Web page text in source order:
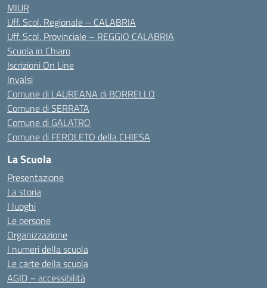
MIUR
Uff. Scol. Regionale – CALABRIA
Uff. Scol. Provinciale – REGGIO CALABRIA
Scuola in Chiaro
Iscrizioni On Line
Invalsi
Comune di LAUREANA di BORRELLO
Comune di SERRATA
Comune di GALATRO
Comune di FEROLETO della CHIESA
La Scuola
Presentazione
La storia
I luoghi
Le persone
Organizzazione
I numeri della scuola
Le carte della scuola
AGID – accessibilità